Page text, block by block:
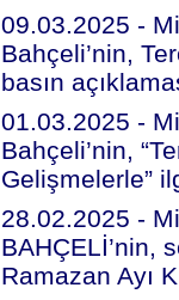
09.03.2025 -
Bahçeli’nin,
basın
01.03.2025 -
Bahçeli’nin,
Gelişmelerle”
28.02.2025 -
BAHÇELİ’nin,
Ramazan Ayı